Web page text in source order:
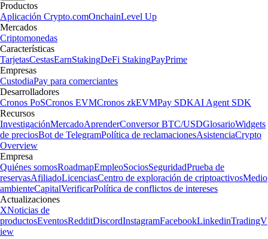
Productos
Aplicación Crypto.comOnchainLevel Up
Mercados
Criptomonedas
Características
TarjetasCestasEarnStakingDeFi StakingPayPrime
Empresas
CustodiaPay para comerciantes
Desarrolladores
Cronos PoSCronos EVMCronos zkEVMPay SDKAI Agent SDK
Recursos
InvestigaciónMercadoAprenderConversor BTC/USDGlosarioWidgets
de preciosBot de TelegramPolítica de reclamacionesAsistenciaCrypto
Overview
Empresa
Quiénes somosRoadmapEmpleoSociosSeguridadPrueba de
reservasAfiliadoLicenciasCentro de exploración de criptoactivosMedio
ambienteCapitalVerificarPolítica de conflictos de intereses
Actualizaciones
XNoticias de
productosEventosRedditDiscordInstagramFacebookLinkedinTradingV
iew